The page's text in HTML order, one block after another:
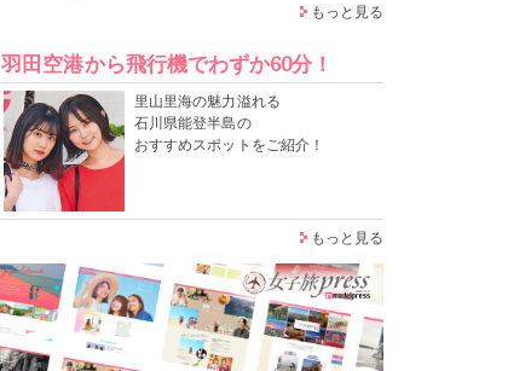
もっと見る
羽田空港から飛行機でわずか60分！
里山里海の魅力溢れる
石川県能登半島の
おすすめスポットをご紹介！
もっと見る